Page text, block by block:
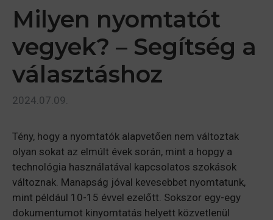
Milyen nyomtatót
vegyek? – Segítség a
választáshoz
2024.07.09.
Tény, hogy a nyomtatók alapvetően nem változtak
olyan sokat az elmúlt évek során, mint a hopgy a
technológia használatával kapcsolatos szokások
változnak. Manapság jóval kevesebbet nyomtatunk,
mint például 10-15 évvel ezelőtt. Sokszor egy-egy
dokumentumot kinyomtatás helyett közvetlenül